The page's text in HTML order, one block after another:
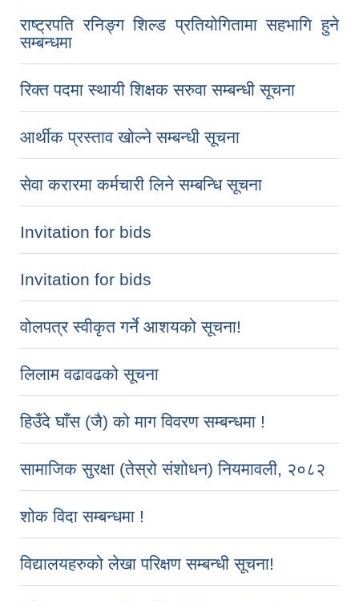
राष्ट्रपति रनिङ्ग शिल्ड प्रतियोगितामा सहभागि हुने
सम्बन्धमा
रिक्त पदमा स्थायी शिक्षक सरुवा सम्बन्धी सूचना
आर्थीक प्रस्ताव खोल्ने सम्बन्धी सूचना
सेवा करारमा कर्मचारी लिने सम्बन्धि सूचना
Invitation for bids
Invitation for bids
वोलपत्र स्वीकृत गर्ने आशयको सूचना!
लिलाम वढावढको सूचना
हिउँदे घाँस (जै) को माग विवरण सम्बन्धमा !
सामाजिक सुरक्षा (तेस्रो संशोधन) नियमावली, २०८२
शोक विदा सम्बन्धमा !
विद्यालयहरुको लेखा परिक्षण सम्बन्धी सूचना!